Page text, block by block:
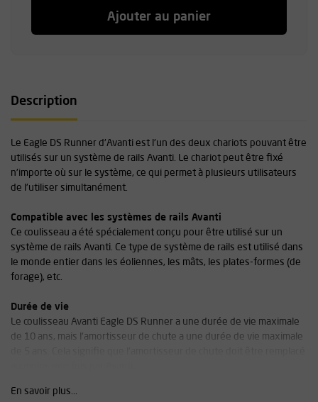
Ajouter au panier
Description
Le Eagle DS Runner d'Avanti est l'un des deux chariots pouvant être
utilisés sur un système de rails Avanti. Le chariot peut être fixé
n'importe où sur le système, ce qui permet à plusieurs utilisateurs
de l'utiliser simultanément.
Compatible avec les systèmes de rails Avanti
Ce coulisseau a été spécialement conçu pour être utilisé sur un
système de rails Avanti. Ce type de système de rails est utilisé dans
le monde entier dans les éoliennes, les mâts, les plates-formes (de
forage), etc.
Durée de vie
Le coulisseau Avanti Eagle DS Runner a une durée de vie maximale
de 10 ans, mais l'amortisseur de chute a une durée de vie maximale
Spécifications :
En savoir plus...